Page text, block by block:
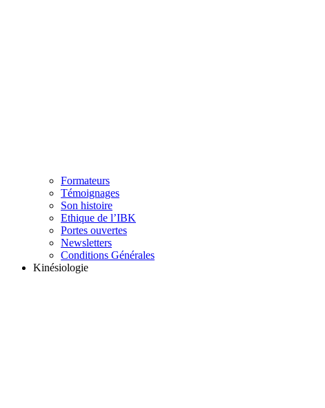
Formateurs
Témoignages
Son histoire
Ethique de l’IBK
Portes ouvertes
Newsletters
Conditions Générales
Kinésiologie